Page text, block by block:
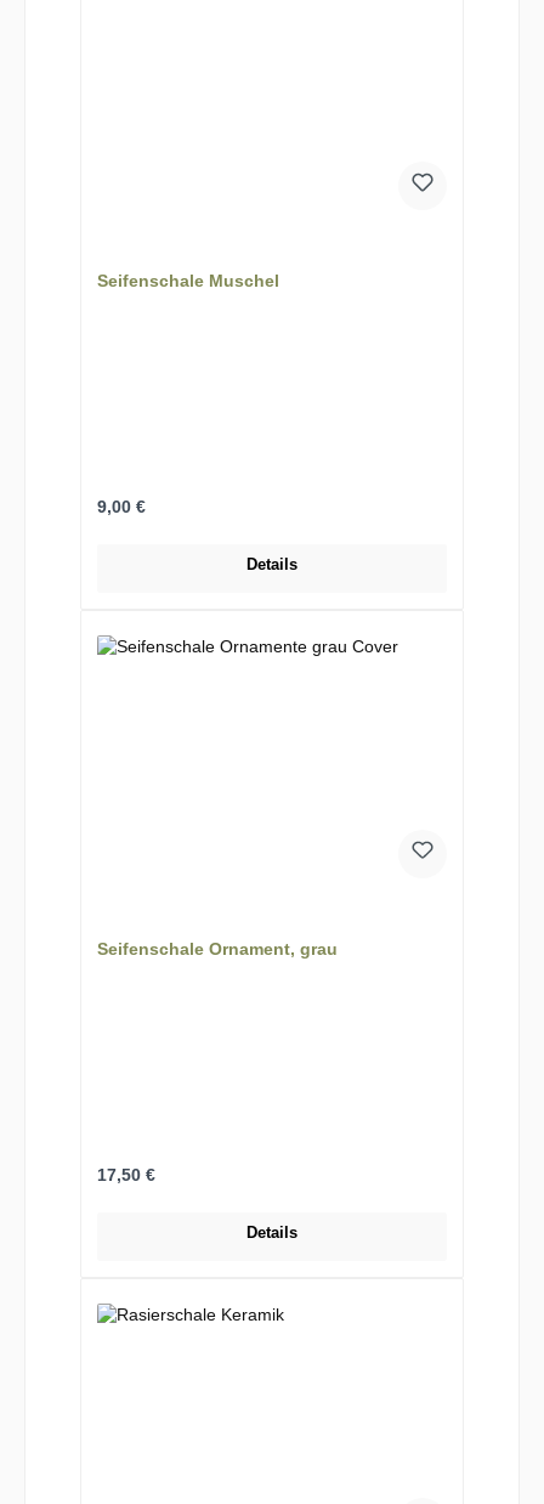
Seifenschale Muschel
Regulärer Preis:
9,00 €
Details
Seifenschale Ornament, grau
Regulärer Preis:
17,50 €
Details